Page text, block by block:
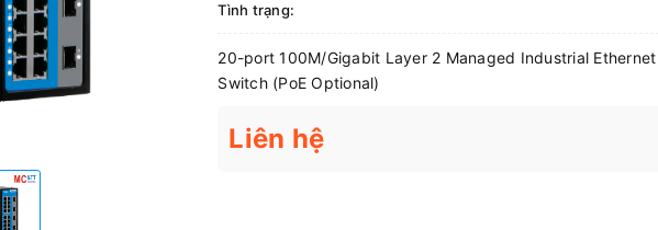
Tình trạng:
20-port 100M/Gigabit Layer 2 Managed Industrial Ethernet
Switch (PoE Optional)
Liên hệ